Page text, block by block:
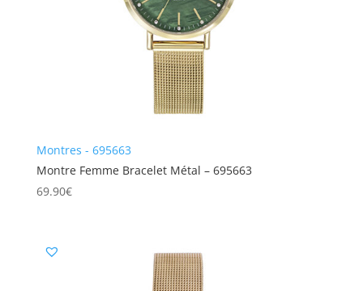
Montres - 695663
Montre Femme Bracelet Métal – 695663
69.90€